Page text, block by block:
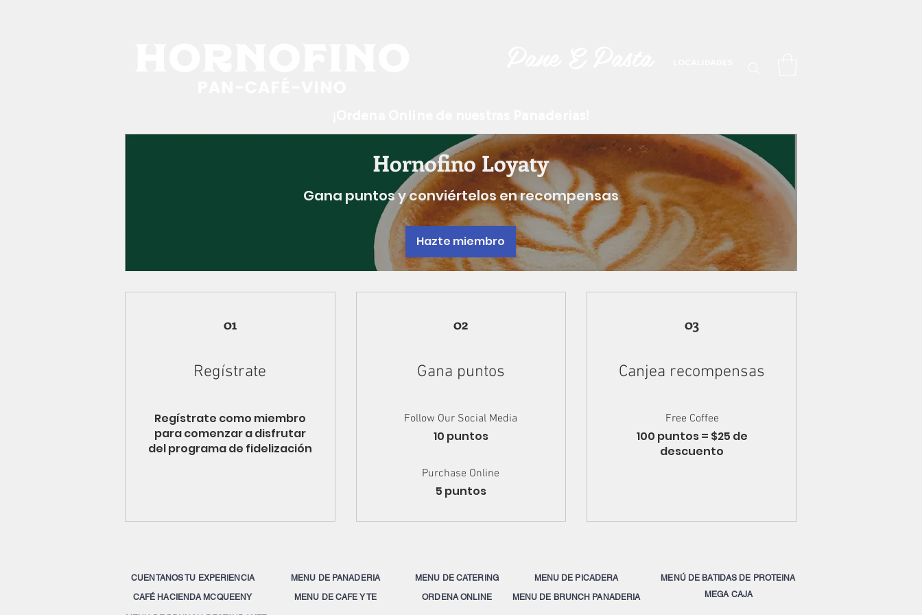
Hornofino Loyaty
Gana puntos y conviértelos en recompensas
Hazte miembro
01
Regístrate
Regístrate como miembro
para comenzar a disfrutar
del programa de fidelización
02
Gana puntos
Follow Our Social Media
10 puntos
Purchase Online
5 puntos
03
Canjea recompensas
Free Coffee
100 puntos = $25 de
descuento
CUENTANOS TU EXPERIENCIA MENU DE PANADERIA MENU DE CATERING MENU DE PICADERA
MENÚ DE BATIDAS DE PROTEINA
CAFÉ HACIENDA MCQUEENY
MENU DE CAFE Y TE ORDENA ONLINE MENU DE BRUNCH PANADERIA MEGA CAJA